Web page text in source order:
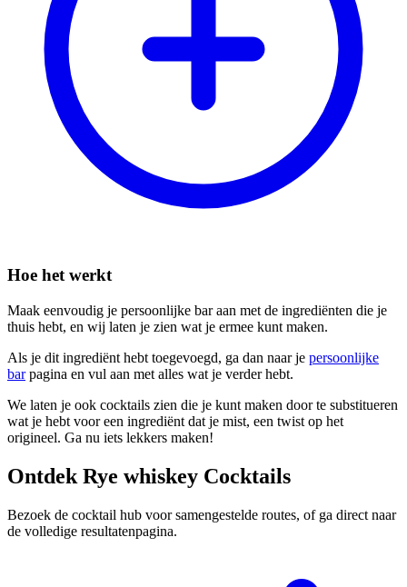
Hoe het werkt
Maak eenvoudig je persoonlijke bar aan met de ingrediënten die je
thuis hebt, en wij laten je zien wat je ermee kunt maken.
Als je dit ingrediënt hebt toegevoegd, ga dan naar je persoonlijke
barpagina en vul aan met alles wat je verder hebt.
We laten je ook cocktails zien die je kunt maken door te substitueren
wat je hebt voor een ingrediënt dat je mist, een twist op het
origineel. Ga nu iets lekkers maken!
Ontdek Rye whiskey Cocktails
Bezoek de cocktail hub voor samengestelde routes, of ga direct naar
de volledige resultatenpagina.